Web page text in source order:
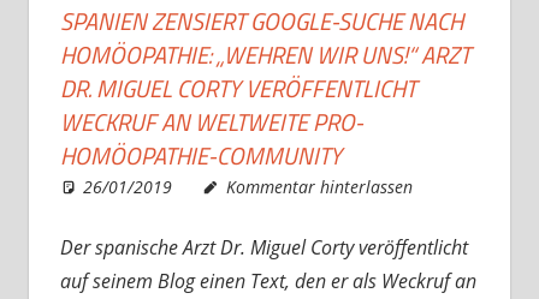
SPANIEN ZENSIERT GOOGLE-SUCHE NACH
HOMÖOPATHIE: „WEHREN WIR UNS!“ ARZT
DR. MIGUEL CORTY VERÖFFENTLICHT
WECKRUF AN WELTWEITE PRO-
HOMÖOPATHIE-COMMUNITY
26/01/2019 Christian J. Becker
Allgemein
Kommentar hinterlassen
Der spanische Arzt Dr. Miguel Corty veröffentlicht
auf seinem Blog einen Text, den er als Weckruf an